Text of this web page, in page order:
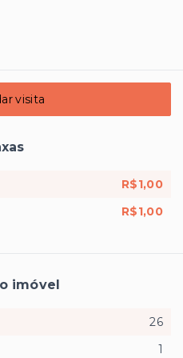
visita
R$1,00
R$1,00
imóvel
26
1